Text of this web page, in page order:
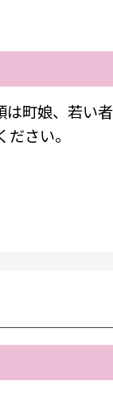
町娘、若い
さい。